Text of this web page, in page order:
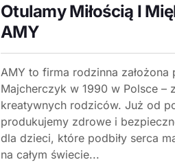
Otulamy Miłością I
AMY
AMY to firma rodzinna założona
Majcherczyk w 1990 w Polsce –
kreatywnych rodziców. Już od
produkujemy zdrowe i
dla dzieci, które podbiły serca
na całym świecie...